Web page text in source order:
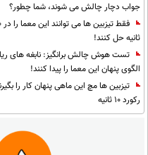
جواب دچار چالش می شوند، شما چطور؟
فقط
ثانیه حل کنند!
تست هوش چالش برانگیز: نابغه های
الگوی پنهان این معما را پیدا کنند!
تیزبین ها مچ این ماهی پنهان کار را
رکورد 10 ثانیه